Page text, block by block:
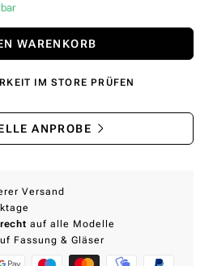
WARENKORB
IM STORE PRÜFEN
ANPROBE
Versand
auf alle Modelle
Fassung & Gläser